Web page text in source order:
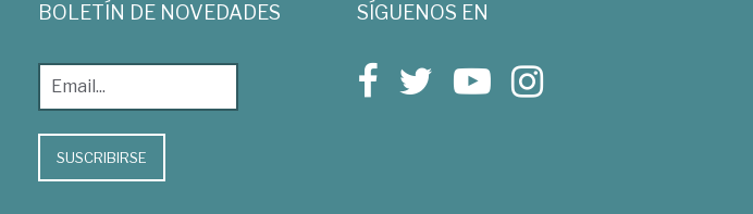
BOLETÍN DE NOVEDADES
SUSCRIBIRSE
SÍGUENOS EN